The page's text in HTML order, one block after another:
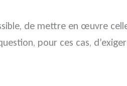
de mettre en œuvre
pour ces cas,